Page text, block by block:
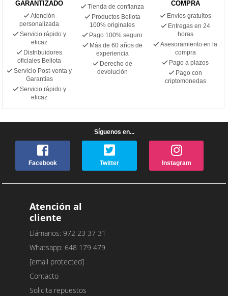
GARANTIZADO
Atención
personalizada
Servicio rápido y
eficaz
Distribuidores
oficiales Bellota
Servicio Post-venta y
Garantías
Servicio rápido y
eficaz
Tienda de confianza
Productos Bellota
100% originales
Pago 100% seguro
Más de 60 años de
experiencia
Derecho de
devolución
COMPRA
Envíos gratuitos
Entregas en 24
horas
Asesoramiento en la
compra
Pago a plazos
Pago con
criptomonedas
Síguenos en...
Facebook Twitter Instagram
Atención al
cliente
Llámanos: 972 23 37 31
Whatsapp: 648 179 479
[email protected]
Contacto
Solicita repuestos